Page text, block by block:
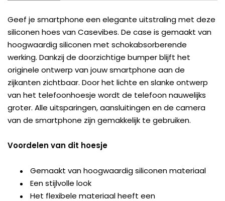
Geef je smartphone een elegante uitstraling met deze
siliconen hoes van Casevibes. De case is gemaakt van
hoogwaardig siliconen met schokabsorberende
werking. Dankzij de doorzichtige bumper blijft het
originele ontwerp van jouw smartphone aan de
zijkanten zichtbaar. Door het lichte en slanke ontwerp
van het telefoonhoesje wordt de telefoon nauwelijks
groter. Alle uitsparingen, aansluitingen en de camera
van de smartphone zijn gemakkelijk te gebruiken.
Voordelen van dit hoesje
Gemaakt van hoogwaardig siliconen materiaal
Een stijlvolle look
Het flexibele materiaal heeft een